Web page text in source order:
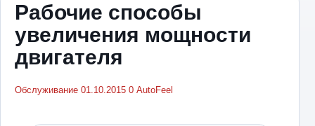
Рабочие способы
увеличения мощности
двигателя
Обслуживание 01.10.2015 0 AutoFeel